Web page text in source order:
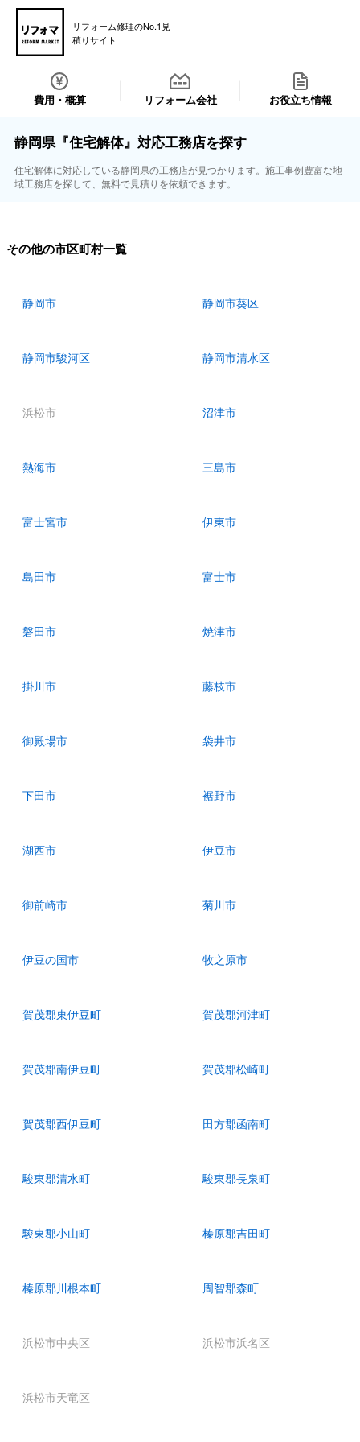
リフォーム修理のNo.1見
積りサイト
費用・概算 リフォーム会社 お役立ち情報
静岡県『住宅解体』対応工務店を探す
住宅解体に対応している静岡県の工務店が見つかります。施工事例豊富な地
域工務店を探して、無料で見積りを依頼できます。
その他の市区町村一覧
静岡市 静岡市葵区
静岡市駿河区 静岡市清水区
浜松市 沼津市
熱海市 三島市
富士宮市 伊東市
島田市 富士市
磐田市 焼津市
掛川市 藤枝市
御殿場市 袋井市
下田市 裾野市
湖西市 伊豆市
御前崎市 菊川市
伊豆の国市 牧之原市
賀茂郡東伊豆町 賀茂郡河津町
賀茂郡南伊豆町 賀茂郡松崎町
賀茂郡西伊豆町 田方郡函南町
駿東郡清水町 駿東郡長泉町
駿東郡小山町 榛原郡吉田町
榛原郡川根本町 周智郡森町
浜松市中央区 浜松市浜名区
浜松市天竜区